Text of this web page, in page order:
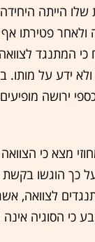
שלו הייתה
פטירתו אף
כי המתנגד
40 שנים ולא ידע על
ירושה
מצא כי הצוואה
כך הוגשו
לצוואה,
כי הסוגיה אינה